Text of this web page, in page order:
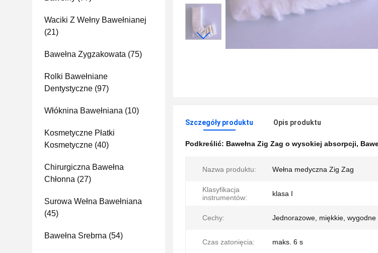
Waciki Z Wełny Bawełnianej
(21)
Bawełna Zygzakowata (75)
Rolki Bawełniane
Dentystyczne (97)
Włóknina Bawełniana (10)
Kosmetyczne Płatki
Kosmetyczne (40)
Chirurgiczna Bawełna
Chłonna (27)
Surowa Wełna Bawełniana
(45)
Bawełna Srebrna (54)
Szczegóły produktu Opis produktu
Podkreślić: Bawełna Zig Zag o wysokiej absorpcji,
Nazwa produktu: Wełna medyczna Zig Zag
Klasyfikacja
instrumentów:
klasa I
Cechy: Jednorazowe, miękkie, wygodne
Czas zatonięcia: maks. 6 s